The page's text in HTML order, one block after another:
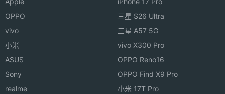
OPPO
vivo
小米
ASUS
Sony
realme
三星 S26 Ultra
三星 A57 5G
vivo X300 Pro
OPPO Reno16
OPPO Find X9 Pro
小米 17T Pro